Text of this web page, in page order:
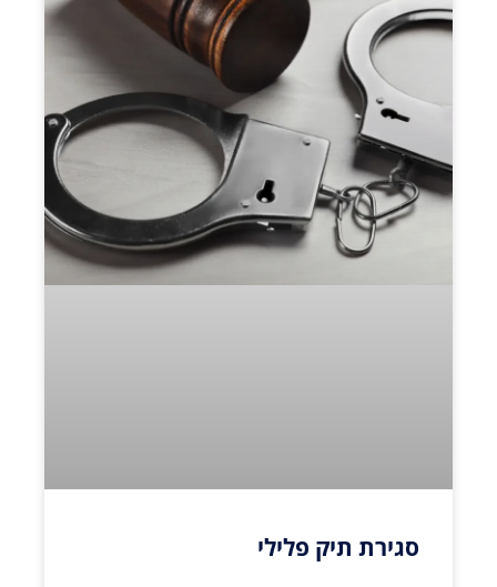
סגירת תיק פלילי